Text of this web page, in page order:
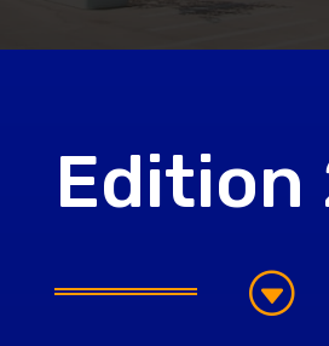
Edition
G